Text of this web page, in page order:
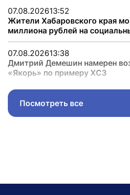
07.08.202613:52
Жители Хабаровского края
миллиона рублей на
07.08.202613:38
Дмитрий Демешин намерен
«Якорь» по примеру ХСЗ
Посмотреть все